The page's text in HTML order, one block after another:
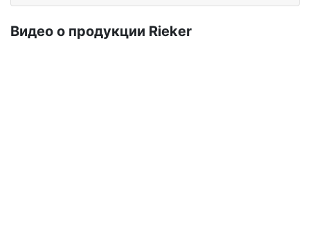
Ви­део о про­дук­ции Ri­eker